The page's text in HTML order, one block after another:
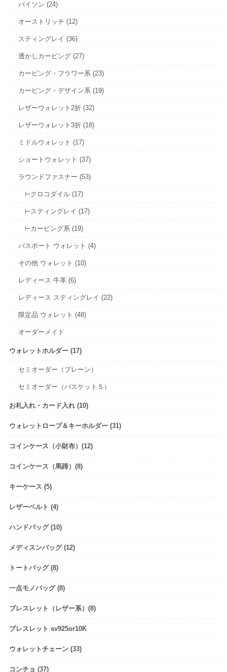
パイソン (24)
オーストリッチ (12)
スティングレイ (36)
透かしカービング (27)
カービング・フラワー系 (23)
カービング・デザイン系 (19)
レザーウォレット2折 (32)
レザーウォレット3折 (18)
ミドルウォレット (17)
ショートウォレット (37)
ラウンドファスナー (53)
⊢クロコダイル (17)
⊢スティングレイ (17)
⊢カービング系 (19)
パスポート ウォレット (4)
その他 ウォレット (10)
レディース 牛革 (6)
レディース スティングレイ (22)
限定品 ウォレット (48)
オーダーメイド
ウォレットホルダー (17)
セミオーダー（プレーン）
セミオーダー（バスケットＳ）
お札入れ・カード入れ (10)
ウォレットロープ＆キーホルダー (31)
コインケース（小財布）(12)
コインケース（馬蹄）(8)
キーケース (5)
レザーベルト (4)
ハンドバッグ (10)
メディスンバッグ (12)
トートバッグ (8)
一点モノバッグ (8)
ブレスレット（レザー系）(8)
ブレスレット sv925or10K
ウォレットチェーン (33)
コンチョ (37)